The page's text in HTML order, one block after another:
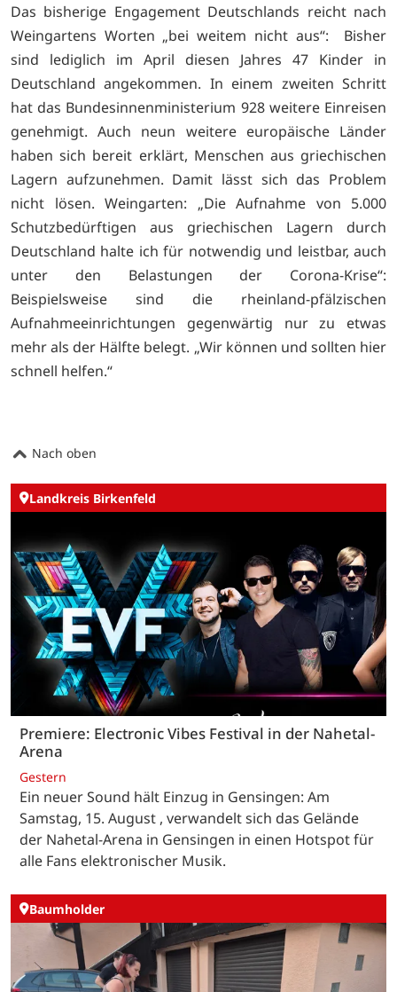
Das bisherige Engagement Deutschlands reicht nach
Weingartens Worten „bei weitem nicht aus“: Bisher
sind lediglich im April diesen Jahres 47 Kinder in
Deutschland angekommen. In einem zweiten Schritt
hat das Bundesinnenministerium 928 weitere Einreisen
genehmigt. Auch neun weitere europäische Länder
haben sich bereit erklärt, Menschen aus griechischen
Lagern aufzunehmen. Damit lässt sich das Problem
nicht lösen. Weingarten: „Die Aufnahme von 5.000
Schutzbedürftigen aus griechischen Lagern durch
Deutschland halte ich für notwendig und leistbar, auch
unter den Belastungen der Corona-Krise“:
Beispielsweise sind die rheinland-pfälzischen
Aufnahmeeinrichtungen gegenwärtig nur zu etwas
mehr als der Hälfte belegt. „Wir können und sollten hier
schnell helfen.“
Nach oben
Landkreis Birkenfeld
Premiere: Electronic Vibes Festival in der Nahetal-
Arena
Gestern
Ein neuer Sound hält Einzug in Gensingen: Am
Samstag, 15. August , verwandelt sich das Gelände
der Nahetal-Arena in Gensingen in einen Hotspot für
alle Fans elektronischer Musik.
Baumholder